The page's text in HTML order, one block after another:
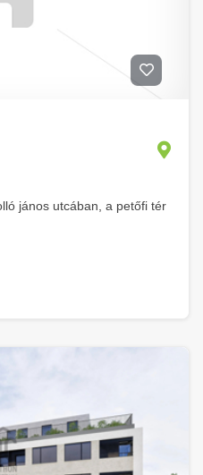
jános utcában, a petőfi tér